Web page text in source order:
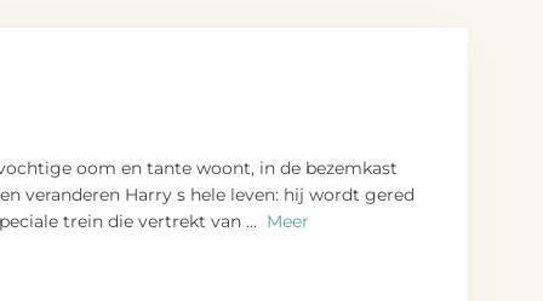
oom en tante woont, in de bezemkast
veranderen Harry s hele leven: hij wordt gered
trein die vertrekt van... Meer